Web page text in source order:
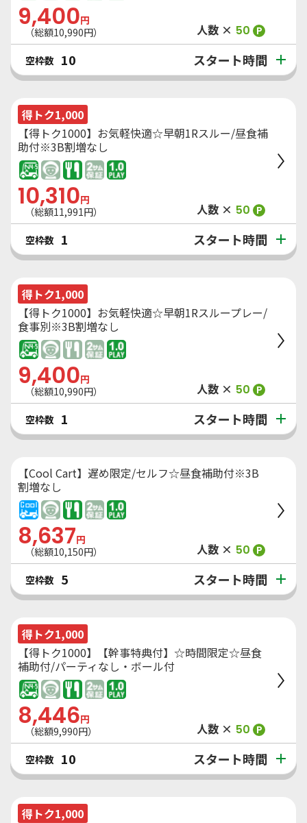
9,400円
（総額10,990円） 人数 × 50 P
空枠数 10 スタート時間
得トク1,000
【得トク1000】お気軽快適☆早朝1Rスルー/昼食補
助付※3B割増なし
10,310円
（総額11,991円） 人数 × 50 P
空枠数 1 スタート時間
得トク1,000
【得トク1000】お気軽快適☆早朝1Rスループレー/
食事別※3B割増なし
9,400円
（総額10,990円） 人数 × 50 P
空枠数 1 スタート時間
【Cool Cart】遅め限定/セルフ☆昼食補助付※3B
割増なし
8,637円
（総額10,150円） 人数 × 50 P
空枠数 5 スタート時間
得トク1,000
【得トク1000】【幹事特典付】☆時間限定☆昼食
補助付/パーティなし・ボール付
8,446円
（総額9,990円） 人数 × 50 P
空枠数 10 スタート時間
得トク1,000